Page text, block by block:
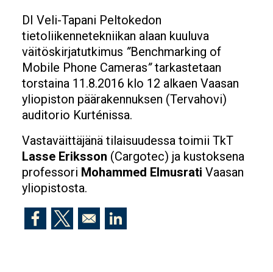
DI Veli-Tapani Peltokedon
tietoliikennetekniikan alaan kuuluva
väitöskirjatutkimus ”Benchmarking of
Mobile Phone Cameras”tarkastetaan
torstaina 11.8.2016 klo 12 alkaen Vaasan
yliopiston päärakennuksen (Tervahovi)
auditorio Kurténissa.
Vastaväittäjänä tilaisuudessa toimii TkT
Lasse Eriksson (Cargotec) ja kustoksena
professori Mohammed Elmusrati Vaasan
yliopistosta.
Opens in a new window
Opens in a new windowOpens in a new window